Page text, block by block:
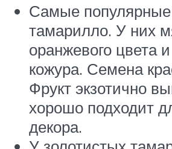
Самые
тамарилло. У них
оранжевого цвета
кожура. Семена
Фрукт экзотично
хорошо подходит
декора.